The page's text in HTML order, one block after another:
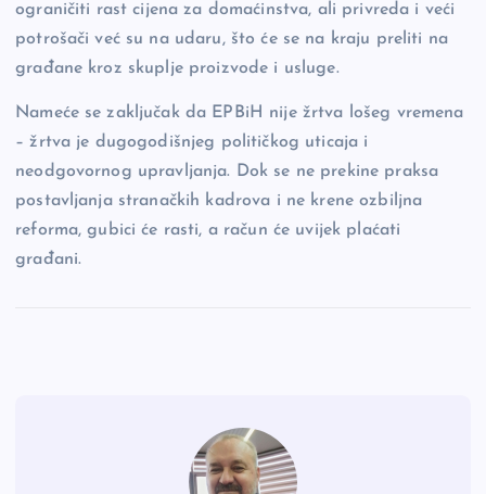
ograničiti rast cijena za domaćinstva, ali privreda i veći
potrošači već su na udaru, što će se na kraju preliti na
građane kroz skuplje proizvode i usluge.
Nameće se zaključak da EPBiH nije žrtva lošeg vremena
– žrtva je dugogodišnjeg političkog uticaja i
neodgovornog upravljanja. Dok se ne prekine praksa
postavljanja stranačkih kadrova i ne krene ozbiljna
reforma, gubici će rasti, a račun će uvijek plaćati
građani.